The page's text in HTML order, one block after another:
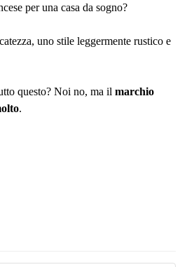
per una casa da sogno?
uno stile leggermente rustico e
questo? Noi no, ma il marchio
.